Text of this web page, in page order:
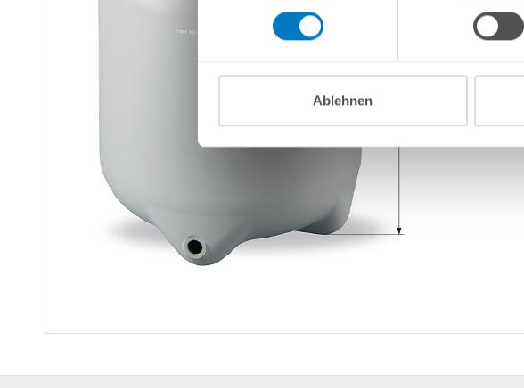
Ablehnen